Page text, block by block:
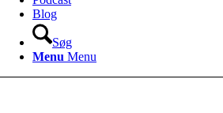
Blog
Søg
Menu Menu